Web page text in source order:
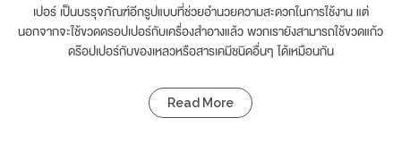
เปอร์ เป็นบรรุจภัณฑ์อีกรูปแบบที่ช่วยอำนวยความสะดวกในการใช้งาน แต่
นอกจากจะใช้ขวดดรอปเปอร์กับเครื่องสำอางแล้ว พวกเรายังสามารถใช้ขวดแก้ว
ดร๊อปเปอร์กับของเหลวหรือสารเคมีชนิดอื่นๆ ได้เหมือนกัน
Read More